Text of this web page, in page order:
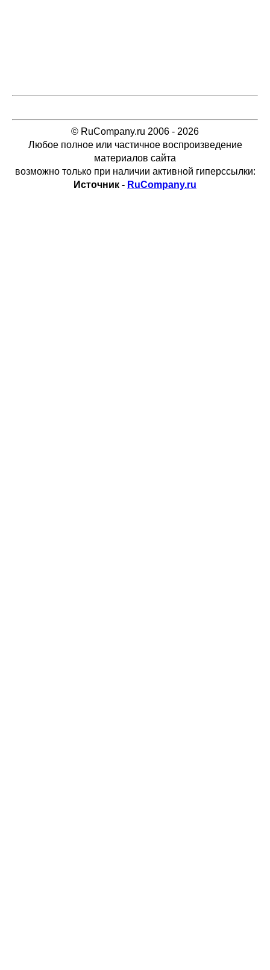
© RuCompany.ru 2006 - 2026
Любое полное или частичное воспроизведение
материалов сайта
возможно только при наличии активной гиперссылки:
Источник - RuCompany.ru